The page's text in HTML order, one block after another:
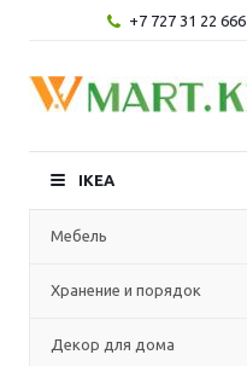
+7 727 31 22 666
IKEA
Мебель
Хранение и порядок
Декор для дома